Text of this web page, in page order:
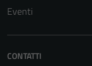
Eventi
CONTATTI